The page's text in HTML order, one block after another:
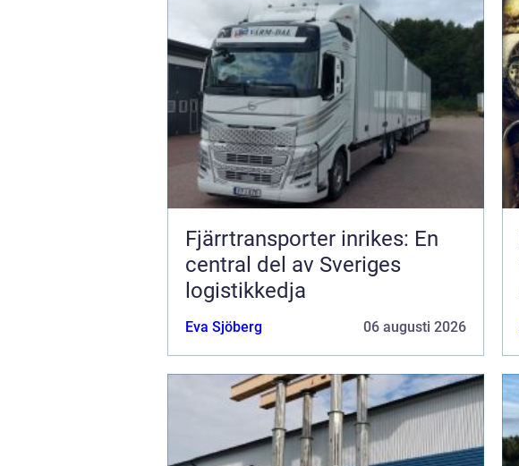
Fjärrtransporter inrikes: En
central del av Sveriges
logistikkedja
Eva Sjöberg 06 augusti 2026